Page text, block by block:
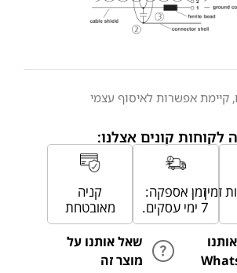
, קיימת אפשרות לאיסוף עצמי
לקוחות קונים אצלנו:
קניה
מאובטחת
זמן אספקה:
7 ימי עסקים.
זמין
שאל אותנו על
מוצר זה